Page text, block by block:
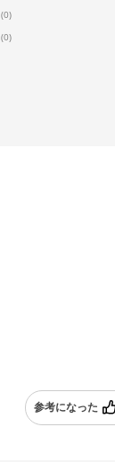
(0)
(0)
参考になった